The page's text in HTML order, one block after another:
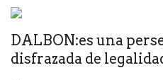
DALBON:es una
disfrazada de